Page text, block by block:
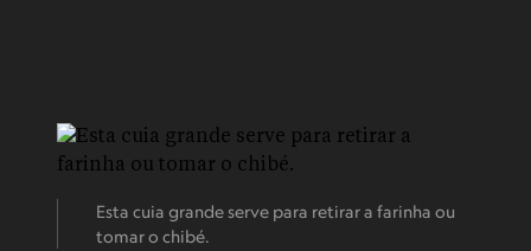
Esta cuia grande serve para retirar a farinha ou
tomar o chibé.